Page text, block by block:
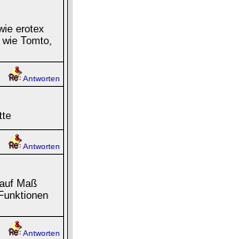
erotex
Tomto,
Antworten
Antworten
Maß
Antworten